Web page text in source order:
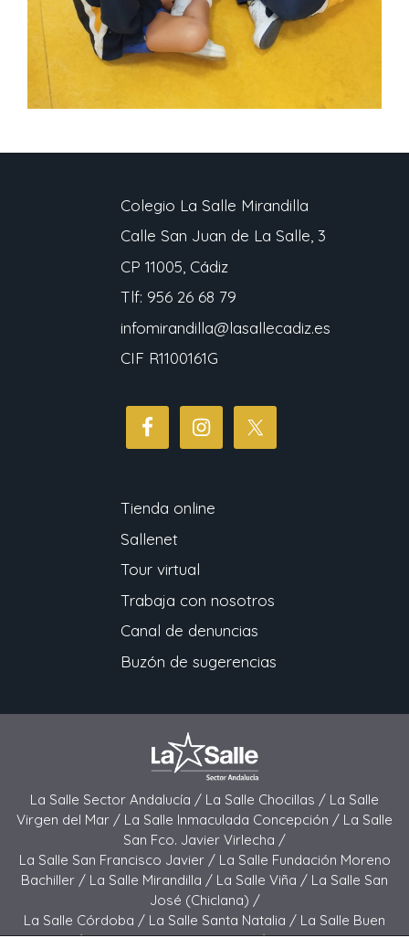
Colegio La Salle Mirandilla
Calle San Juan de La Salle, 3
CP 11005, Cádiz
Tlf: 956 26 68 79
infomirandilla@lasallecadiz.es
CIF R1100161G
Tienda online
Sallenet
Tour virtual
Trabaja con nosotros
Canal de denuncias
Buzón de sugerencias
La Salle Sector Andalucía / La Salle Chocillas / La Salle
Virgen del Mar / La Salle Inmaculada Concepción / La Salle
San Fco. Javier Virlecha /
La Salle San Francisco Javier / La Salle Fundación Moreno
Bachiller / La Salle Mirandilla / La Salle Viña / La Salle San
José (Chiclana) /
La Salle Córdoba / La Salle Santa Natalia / La Salle Buen